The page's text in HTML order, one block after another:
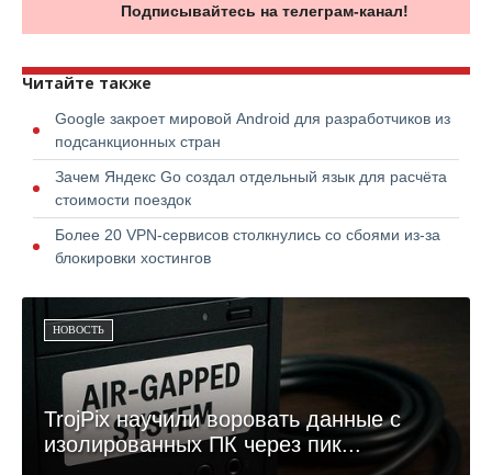
Подписывайтесь на телеграм-канал!
Читайте также
Google закроет мировой Android для разработчиков из
подсанкционных стран
Зачем Яндекс Go создал отдельный язык для расчёта
стоимости поездок
Более 20 VPN-сервисов столкнулись со сбоями из-за
блокировки хостингов
НОВОСТЬ
TrojPix научили воровать данные с
изолированных ПК через пик...